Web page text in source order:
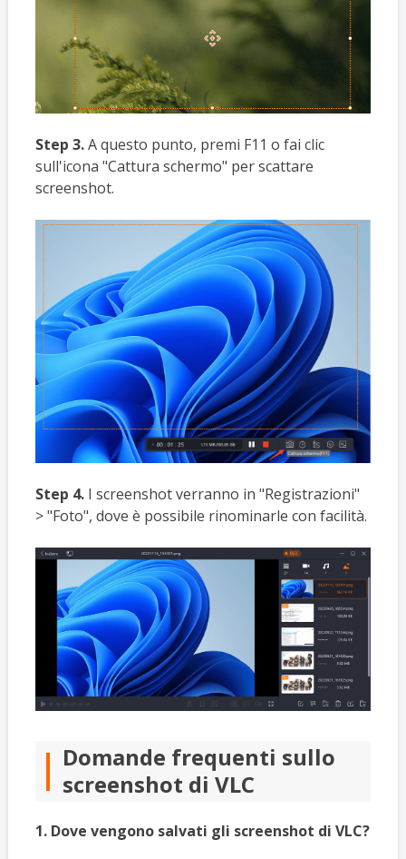
Step 3.A questo punto, premi F11 o fai clic
sull'icona "Cattura schermo" per scattare
screenshot.
Step 4.I screenshot verranno in "Registrazioni"
> "Foto", dove è possibile rinominarle con facilità.
Domande frequenti sullo
screenshot di VLC
1. Dove vengono salvati gli screenshot di VLC?